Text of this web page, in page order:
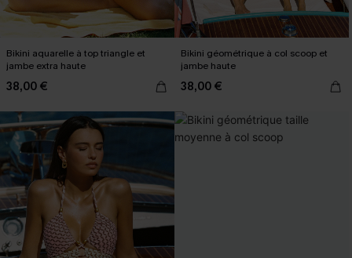
Bikini aquarelle à top triangle et
jambe extra haute
38,00 €
Bikini géométrique à col scoop et
jambe haute
38,00 €